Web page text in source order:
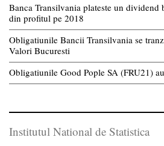
Banca Transilvania plateste un dividend
din profitul pe 2018
Obligatiunile Bancii Transilvania se
Valori Bucuresti
Obligatiunile Good Pople SA (FRU21)
Institutul National de Statistica